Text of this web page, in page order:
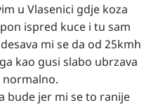
u Vlasenici gdje koza
ispred kuce i tu sam
mi se da od 25kmh
kao gusi slabo ubrzava
bude jer mi se to ranije